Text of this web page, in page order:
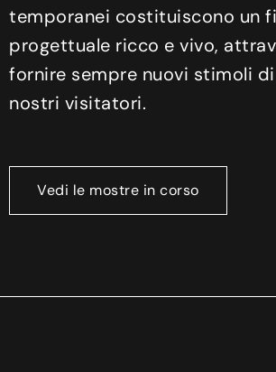
temporanei costituiscono un
progettuale ricco e vivo,
fornire sempre nuovi stimoli
nostri visitatori.
Vedi le mostre in corso